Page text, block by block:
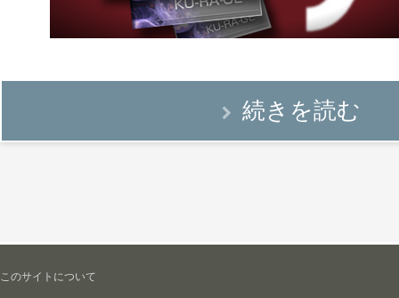
続きを読む
このサイトについて